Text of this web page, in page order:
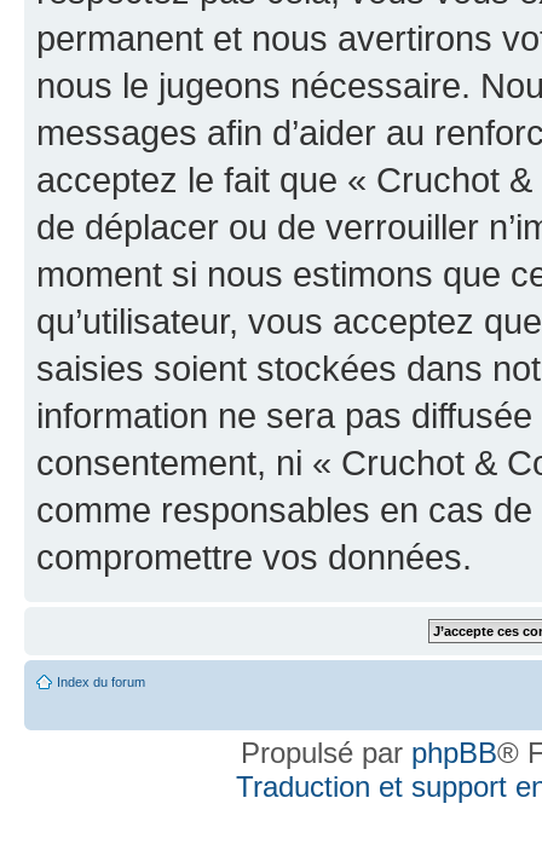
permanent et nous avertirons
nous le jugeons nécessaire.
messages afin d’aider au
acceptez le fait que « Cruchot
de déplacer ou de verrouiller
moment si nous estimons que
qu’utilisateur, vous acceptez
saisies soient stockées dans
information ne sera pas
consentement, ni « Cruchot &
comme responsables en cas
compromettre vos données.
Index du forum
Propulsé par phpBB®
Traduction et support